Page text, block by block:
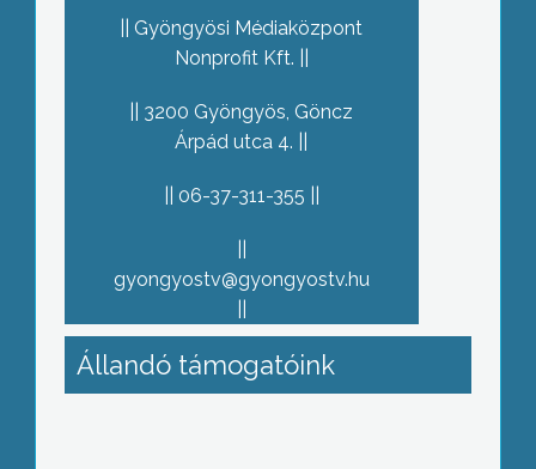
Gyöngyösi Médiaközpont
Nonprofit Kft.
3200 Gyöngyös, Göncz
Árpád utca 4.
06-37-311-355
gyongyostv@gyongyostv.hu
Állandó támogatóink